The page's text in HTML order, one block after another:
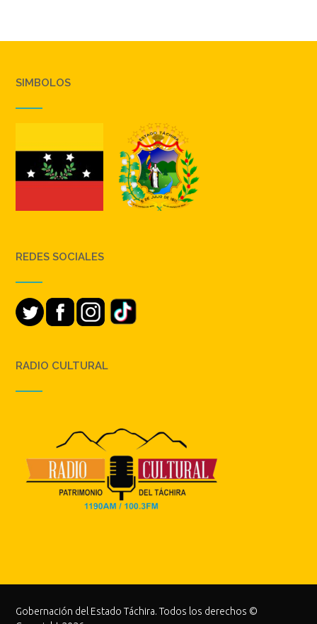
SIMBOLOS
REDES SOCIALES
RADIO CULTURAL
Gobernación del Estado Táchira. Todos los derechos ©